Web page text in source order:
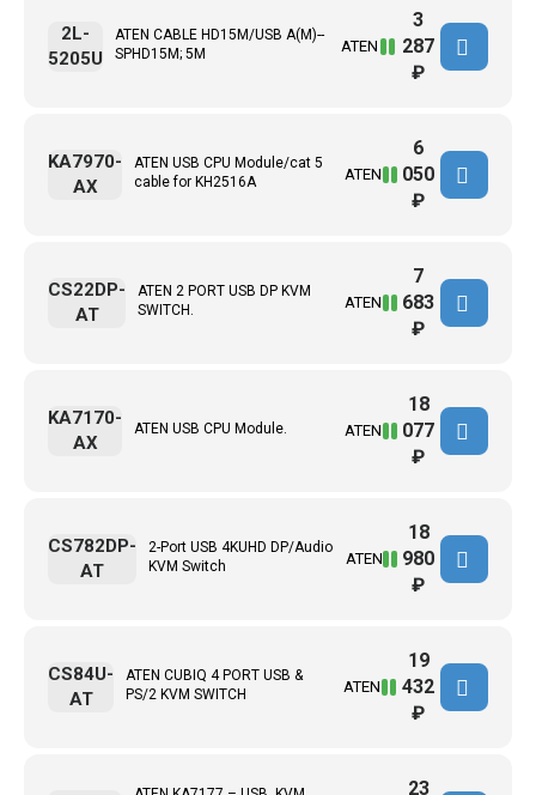
ATEN CABLE HD15M/USB A(M)--
SPHD15M; 5M
ATEN
2L-
5205U
3
287
₽
ATEN USB CPU Module/cat 5
cable for KH2516A
ATEN
KA7970-
AX
6
050
₽
ATEN 2 PORT USB DP KVM
SWITCH.
ATEN
CS22DP-
AT
7
683
₽
ATEN USB CPU Module. ATEN
KA7170-
AX
18
077
₽
2-Port USB 4KUHD DP/Audio
KVM Switch
ATEN
CS782DP-
AT
18
980
₽
ATEN CUBIQ 4 PORT USB &
PS/2 KVM SWITCH
ATEN
CS84U-
AT
19
432
₽
23